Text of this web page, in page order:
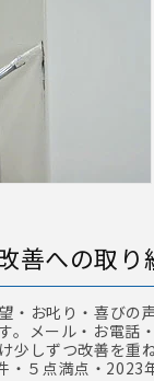
善への取り
・お叱り・喜びの
。メール・お電話
少しずつ改善を重
・５点満点・2023